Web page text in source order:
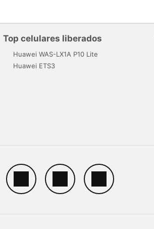
Top celulares liberados
Huawei WAS-LX1A P10 Lite
Huawei ETS3